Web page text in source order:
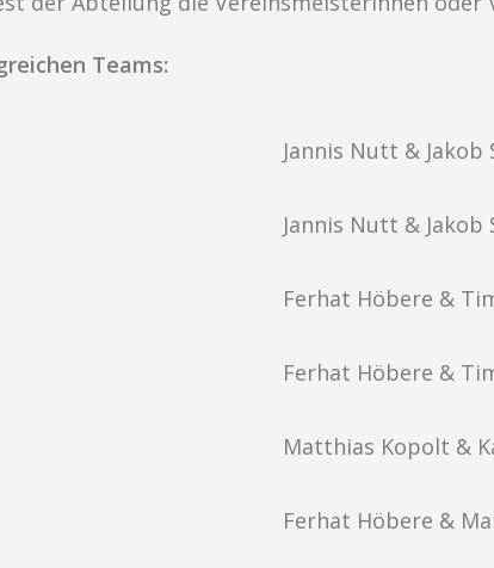
Teams:
Jannis Nutt & Jakob
Jannis Nutt & Jakob
Ferhat Höbere &
Ferhat Höbere &
Matthias Kopolt &
Ferhat Höbere &